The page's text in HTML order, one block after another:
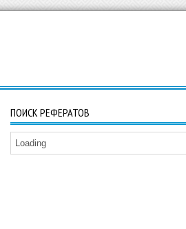
ПОИСК РЕФЕРАТОВ
Loading